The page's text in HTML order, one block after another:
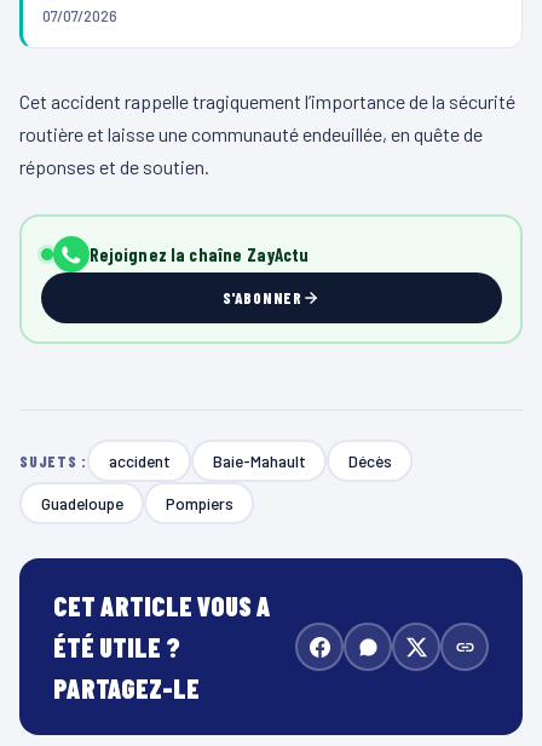
07/07/2026
Cet accident rappelle tragiquement l’importance de la sécurité
routière et laisse une communauté endeuillée, en quête de
réponses et de soutien.
Rejoignez la chaîne ZayActu
S'ABONNER
SUJETS : accident Baie-Mahault Décès
Guadeloupe Pompiers
CET ARTICLE VOUS A
ÉTÉ UTILE ?
PARTAGEZ-LE